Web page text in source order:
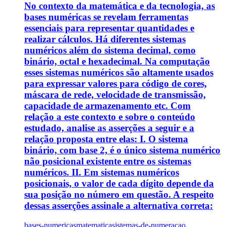
No contexto da matemática e da tecnologia, as
bases numéricas se revelam ferramentas
essenciais para representar quantidades e
realizar cálculos. Há diferentes sistemas
numéricos além do sistema decimal, como
binário, octal e hexadecimal. Na computação
esses sistemas numéricos são altamente usados
para expressar valores para código de cores,
máscara de rede, velocidade de transmissão,
capacidade de armazenamento etc. Com
relação a este contexto e sobre o conteúdo
estudado, analise as asserções a seguir e a
relação proposta entre elas: I. O sistema
binário, com base 2, é o único sistema numérico
não posicional existente entre os sistemas
numéricos. II. Em sistemas numéricos
posicionais, o valor de cada dígito depende da
sua posição no número em questão. A respeito
dessas asserções assinale a alternativa correta:
bases-numericasmatematicasistemas-de-numeracao